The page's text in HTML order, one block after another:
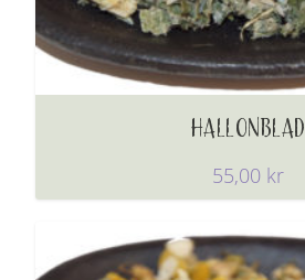
HALLONBLAD
55,00 kr